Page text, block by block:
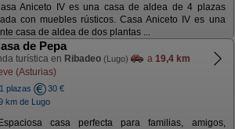
Aniceto IV es una casa de aldea de 4 plazas
con muebles rústicos. Casa Aniceto IV es una
casa de aldea de dos plantas ...
de Pepa
turística en Ribadeo (Lugo) a 19,4 km
(Asturias)
plazas
30 €
km de Lugo
casa perfecta para familias, amigos,